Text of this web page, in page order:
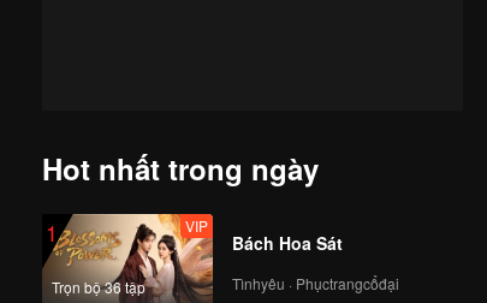
Hot nhất trong ngày
1
Trọn bộ 36 tập
VIP
Bách Hoa Sát
Tìnhyêu · Phụctrangcổđại